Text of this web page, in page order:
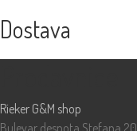
Dostava
Rieker G&M shop
Bulevar despota Stefana 20